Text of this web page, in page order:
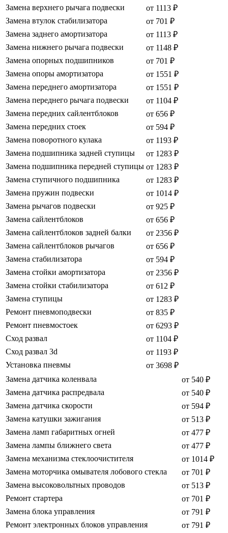
Замена верхнего рычага подвески
от 1113 ₽
Замена втулок стабилизатора
от 701 ₽
Замена заднего амортизатора
от 1113 ₽
Замена нижнего рычага подвески
от 1148 ₽
Замена опорных подшипников
от 701 ₽
Замена опоры амортизатора
от 1551 ₽
Замена переднего амортизатора
от 1551 ₽
Замена переднего рычага подвески
от 1104 ₽
Замена передних сайлентблоков
от 656 ₽
Замена передних стоек
от 594 ₽
Замена поворотного кулака
от 1193 ₽
Замена подшипника задней ступицы
от 1283 ₽
Замена подшипника передней ступицы от 1283 ₽
Замена ступичного подшипника
от 1283 ₽
Замена пружин подвески
от 1014 ₽
Замена рычагов подвески
от 925 ₽
Замена сайлентблоков
от 656 ₽
Замена сайлентблоков задней балки
от 2356 ₽
Замена сайлентблоков рычагов
от 656 ₽
Замена стабилизатора
от 594 ₽
Замена стойки амортизатора
от 2356 ₽
Замена стойки стабилизатора
от 612 ₽
Замена ступицы
от 1283 ₽
Ремонт пневмоподвески
от 835 ₽
Ремонт пневмостоек
от 6293 ₽
Сход развал
от 1104 ₽
Сход развал 3d
от 1193 ₽
Установка пневмы
от 3698 ₽
Замена датчика коленвала
от 540 ₽
Замена датчика распредвала
от 540 ₽
Замена датчика скорости
от 594 ₽
Замена катушки зажигания
от 513 ₽
Замена ламп габаритных огней
от 477 ₽
Замена лампы ближнего света
от 477 ₽
Замена механизма стеклоочистителя
от 1014 ₽
Замена моторчика омывателя лобового стекла
от 701 ₽
Замена высоковольтных проводов
от 513 ₽
Ремонт стартера
от 701 ₽
Замена блока управления
от 791 ₽
Ремонт электронных блоков управления
от 791 ₽